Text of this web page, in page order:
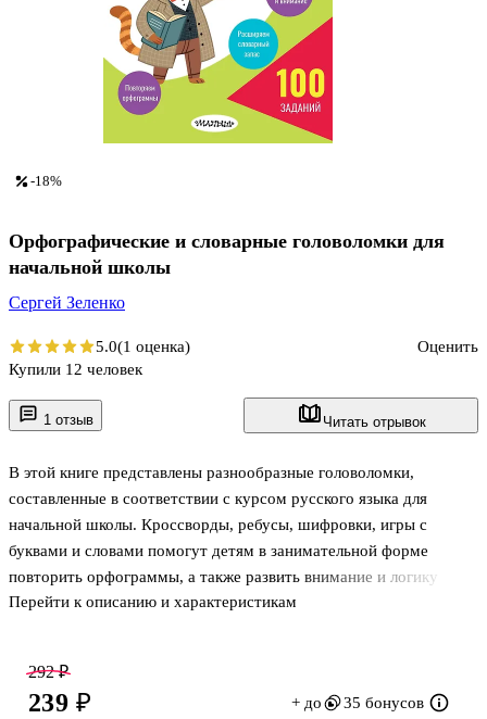
1 отзыв Читать отрывок
В этой книге представлены разнообразные головоломки,
составленные в соответствии с курсом русского языка для
начальной школы. Кроссворды, ребусы, шифровки, игры с
буквами и словами помогут детям в занимательной форме
повторить орфограммы, а также развить внимание и логику
мышления, повысить грамотность и расширить словарный запас.
Перейти к описанию и характеристикам
-18%
Орфографические и словарные головоломки для
начальной школы
Сергей Зеленко
5.0(1 оценка)
Оценить
Купили 12 человек
292 ₽
239 ₽ + до 35 бонусов